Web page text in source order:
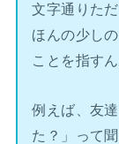
文字通りた
ほんの少し
ことを指すん
例えば、友
た？」って